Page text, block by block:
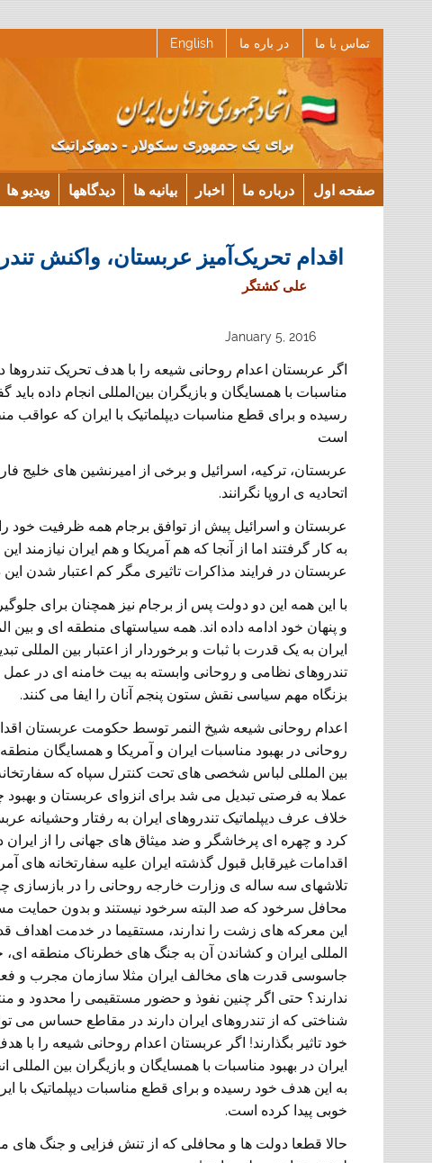
تماس با ما در باره ما English
صفحه اول درباره ما اخبار بیانیه ها دیدگاهها ویدیو ها
اقدام تحریک‌آمیز عربستان، واکنش
علی کشتگر
January 5, 2016
اگر عربستان اعدام روحانی شیعه را با هدف تحریک تندروها
مناسبات با همسایگان و بازیگران بین‌المللی انجام داده
رسیده و برای قطع مناسبات دیپلماتیک با ایران که عواقب
است
عربستان، ترکیه، اسرائیل و برخی از امیرنشین های خلیج
اتحادیه ی اروپا نگرانند.
به کار گرفتند اما از آنجا که هم آمریکا و هم ایران نیازمند
عربستان در فرایند مذاکرات تاثیری مگر کم اعتبار شدن
با این همه این دو دولت پس از برجام نیز همچنان برای
و پنهان خود ادامه داده اند. همه سیاستهای منطقه ای و بین
ایران به یک قدرت با ثبات و برخوردار از اعتبار بین
تندروهای نظامی و روحانی وابسته به بیت خامنه ای در
بزنگاه مهم سیاسی نقش ستون پنجم آنان را ایفا می کنند.
اعدام روحانی شیعه شیخ النمر توسط حکومت عربستان
روحانی در بهبود مناسبات ایران و آمریکا و همسایگان
بین المللی لباس شخصی های تحت کنترل سپاه که
عملا به فرصتی تبدیل می شد برای انزوای عربستان و بهبود
خلاف عرف دیپلماتیک تندروهای ایران به رفتار وحشیانه
کرد و چهره ای پرخاشگر و ضد میثاق های جهانی را از ایران
اقدامات غیرقابل قبول گذشته ایران علیه سفارتخانه های
تلاشهای سه ساله ی وزارت خارجه روحانی را در بازسازی
محافل سرخود که صد البته سرخود نیستند و بدون حمایت
این معرکه های زشت را ندارند، مستقیما در خدمت اهداف
المللی ایران و کشاندن آن به جنگ های خطرناک منطقه
جاسوسی قدرت های مخالف ایران مثلا سازمان مجرب و
ندارند؟ حتی اگر چنین نفوذ و حضور مستقیمی را محدود و
شناختی که از تندروهای ایران دارند در مقاطع حساس می
خود تاثیر بگذارند! اگر عربستان اعدام روحانی شیعه را با
ایران در بهبود مناسبات با همسایگان و بازیگران بین
به این هدف خود رسیده و برای قطع مناسبات دیپلماتیک با
خوبی پیدا کرده است.
حالا قطعا دولت ها و محافلی که از تنش فزایی و جنگ